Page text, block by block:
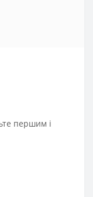
першим і